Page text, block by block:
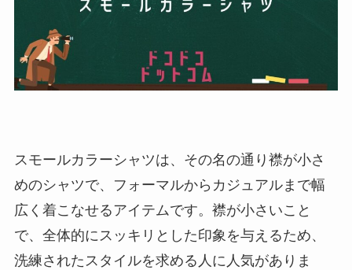
スモールカラーシャツは、その名の通り襟が小さ
めのシャツで、フォーマルからカジュアルまで幅
広く着こなせるアイテムです。襟が小さいこと
で、全体的にスッキリとした印象を与えるため、
洗練されたスタイルを求める人に人気がありま